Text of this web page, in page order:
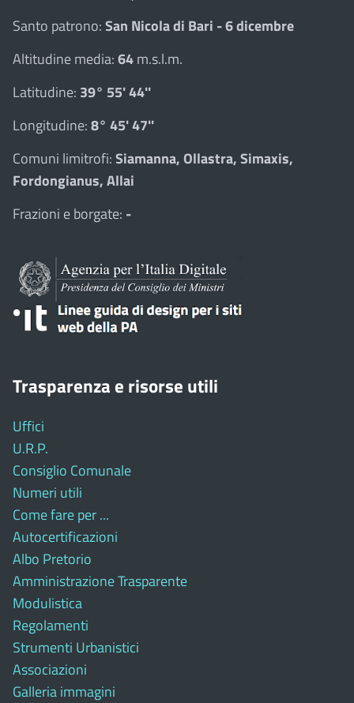
Santo patrono:San Nicola di Bari - 6 dicembre
Altitudine media:64m.s.l.m.
Latitudine: 39° 55' 44''
Longitudine:8° 45' 47''
Comuni limitrofi:Siamanna, Ollastra, Simaxis,
Fordongianus, Allai
Frazioni e borgate: -
Trasparenza e risorse utili
Uffici
U.R.P.
Consiglio Comunale
Numeri utili
Come fare per ...
Autocertificazioni
Albo Pretorio
Amministrazione Trasparente
Modulistica
Regolamenti
Strumenti Urbanistici
Associazioni
Galleria immagini